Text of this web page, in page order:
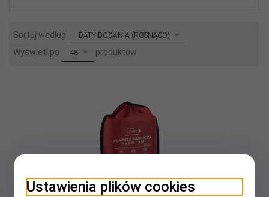
Sortuj według: sortDATY DODANIA (ROSNĄCO)
Wyświetl po pop48 produktów
Ustawienia plików cookies